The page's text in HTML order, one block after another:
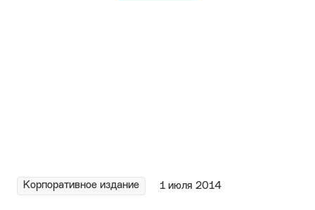
Корпоративное издание 1 июля 2014